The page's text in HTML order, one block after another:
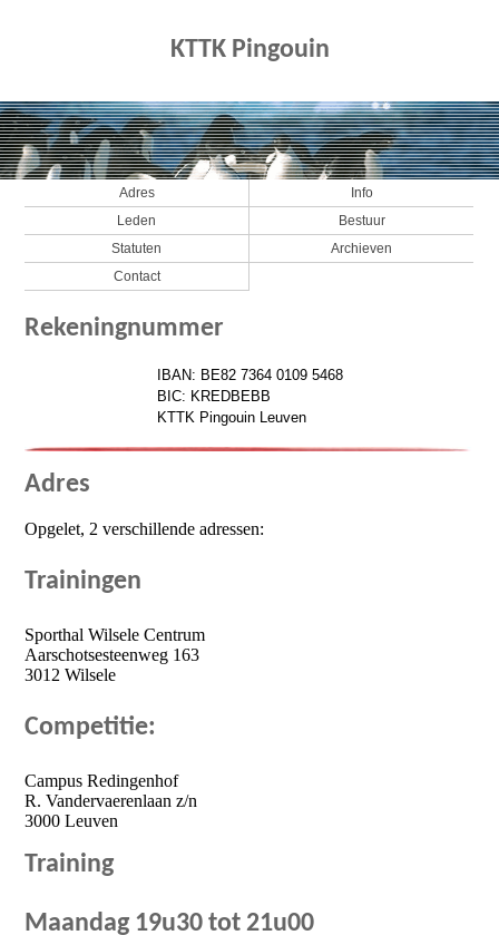
KTTK Pingouin
Adres
Info
Leden
Bestuur
Statuten
Archieven
Contact
Rekeningnummer
IBAN: BE82 7364 0109 5468
BIC: KREDBEBB
KTTK Pingouin Leuven
Adres
Opgelet, 2 verschillende adressen:
Trainingen
Sporthal Wilsele Centrum
Aarschotsesteenweg 163
3012 Wilsele
Competitie:
Campus Redingenhof
R. Vandervaerenlaan z/n
3000 Leuven
Training
Maandag 19u30 tot 21u00